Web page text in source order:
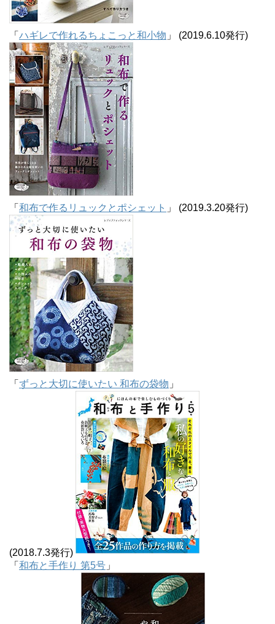
「 ハギレで作れるちょこっと和小物 」 (2019.6.10発行)
「 和布で作るリュックとポシェット 」 (2019.3.20発行)
「 ずっと大切に使いたい 和布の袋物 」
(2018.7.3発行)
「 和布と手作り 第5号 」